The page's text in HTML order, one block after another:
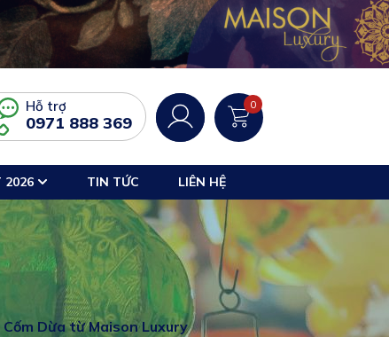
Hỗ trợ
0971 888 369
0
2026 TIN TỨC LIÊN HỆ
Dừa từ Maison Luxury